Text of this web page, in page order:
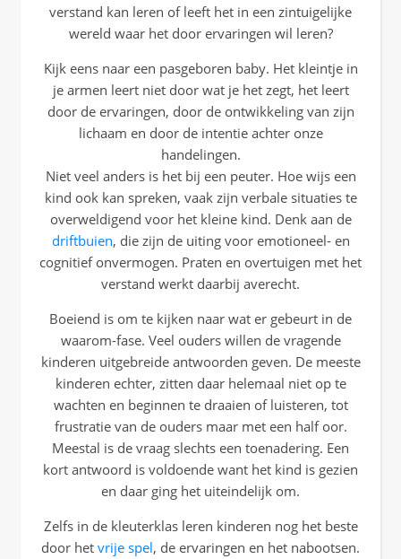
verstand kan leren of leeft het in een zintuigelijke
wereld waar het door ervaringen wil leren?
Kijk eens naar een pasgeboren baby. Het kleintje in
je armen leert niet door wat je het zegt, het leert
door de ervaringen, door de ontwikkeling van zijn
lichaam en door de intentie achter onze
handelingen.
Niet veel anders is het bij een peuter. Hoe wijs een
kind ook kan spreken, vaak zijn verbale situaties te
overweldigend voor het kleine kind. Denk aan de
driftbuien, die zijn de uiting voor emotioneel- en
cognitief onvermogen. Praten en overtuigen met het
verstand werkt daarbij averecht.
Boeiend is om te kijken naar wat er gebeurt in de
waarom-fase. Veel ouders willen de vragende
kinderen uitgebreide antwoorden geven. De meeste
kinderen echter, zitten daar helemaal niet op te
wachten en beginnen te draaien of luisteren, tot
frustratie van de ouders maar met een half oor.
Meestal is de vraag slechts een toenadering. Een
kort antwoord is voldoende want het kind is gezien
en daar ging het uiteindelijk om.
Zelfs in de kleuterklas leren kinderen nog het beste
door het vrije spel, de ervaringen en het nabootsen.